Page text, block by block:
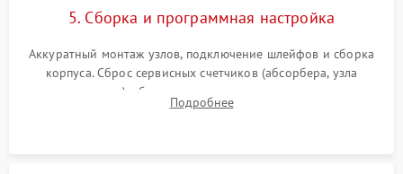
5. Сборка и программная настройка
Аккуратный монтаж узлов, подключение шлейфов и сборка
корпуса. Сброс сервисных счетчиков (абсорбера, узла
закрепления), обновление прошивки и программная
калибровка цветопередачи и позиционирования сканера.
Подробнее